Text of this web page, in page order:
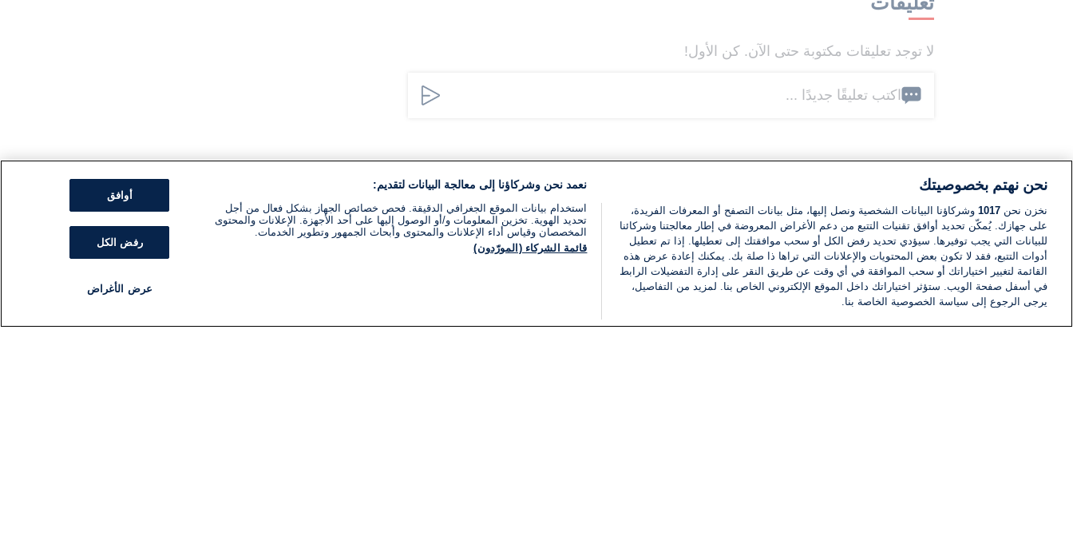
لا توجد تعليقات مكتوبة حتى الآن. كن الأول!
اكتب تعليقًا جديدًا ...
نحن نهتم بخصوصيتك
نخزن نحن 1017 وشركاؤنا البيانات الشخصية ونصل إليها، مثل بيانات التصفح أو المعرفات الفريدة،
على جهازك. يُمكّن تحديد أوافق تقنيات التتبع من دعم الأغراض المعروضة في إطار معالجتنا وشركائنا
للبيانات التي يجب توفيرها. سيؤدي تحديد رفض الكل أو سحب موافقتك إلى تعطيلها. إذا تم تعطيل
أدوات التتبع، فقد لا تكون بعض المحتويات والإعلانات التي تراها ذا صلة بك. يمكنك إعادة عرض هذه
القائمة لتغيير اختياراتك أو سحب الموافقة في أي وقت عن طريق النقر على إدارة التفضيلات الرابط
في أسفل صفحة الويب. ستؤثر اختياراتك داخل الموقع الإلكتروني الخاص بنا. لمزيد من التفاصيل،
يرجى الرجوع إلى سياسة الخصوصية الخاصة بنا.
نعمد نحن وشركاؤنا إلى معالجة البيانات لتقديم:
استخدام بيانات الموقع الجغرافي الدقيقة. فحص خصائص الجهاز بشكل فعال من أجل
تحديد الهوية. تخزين المعلومات و/أو الوصول إليها على أحد الأجهزة. الإعلانات والمحتوى
المخصصان وقياس أداء الإعلانات والمحتوى وأبحاث الجمهور وتطوير الخدمات.
قائمة الشركاء (المورّدون)
أوافق
رفض الكل
عرض الأغراض